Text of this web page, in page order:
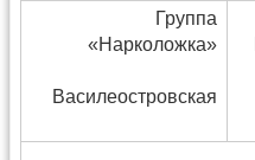
Группа
«Нарколожка»
Василеостровская